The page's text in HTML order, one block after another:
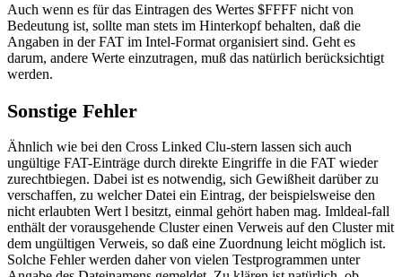
Auch wenn es für das Eintragen des Wertes $FFFF nicht von
Bedeutung ist, sollte man stets im Hinterkopf behalten, daß die
Angaben in der FAT im Intel-Format organisiert sind. Geht es
darum, andere Werte einzutragen, muß das natürlich berücksichtigt
werden.
Sonstige Fehler
Ähnlich wie bei den Cross Linked Clu-stern lassen sich auch
ungültige FAT-Einträge durch direkte Eingriffe in die FAT wieder
zurechtbiegen. Dabei ist es notwendig, sich Gewißheit darüber zu
verschaffen, zu welcher Datei ein Eintrag, der beispielsweise den
nicht erlaubten Wert l besitzt, einmal gehört haben mag. Imldeal-fall
enthält der vorausgehende Cluster einen Verweis auf den Cluster mit
dem ungültigen Verweis, so daß eine Zuordnung leicht möglich ist.
Solche Fehler werden daher von vielen Testprogrammen unter